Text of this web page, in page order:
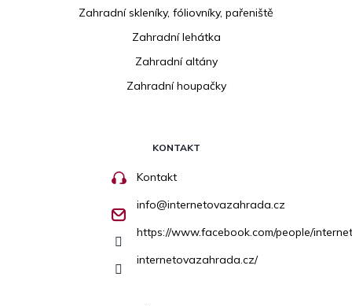
Zahradní skleníky, fóliovníky, pařeniště
Zahradní lehátka
Zahradní altány
Zahradní houpačky
KONTAKT
Kontakt
info@internetovazahrada.cz
https://www.facebook.com/people/
internetovazahrada.cz/